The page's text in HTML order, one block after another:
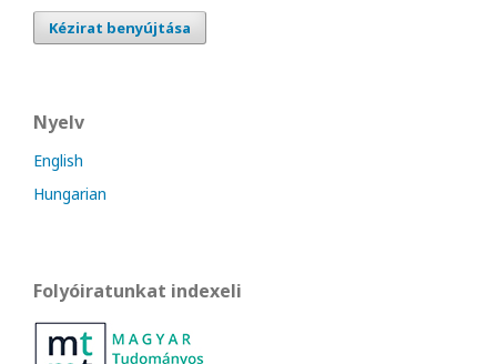
Kézirat benyújtása
Nyelv
English
Hungarian
Folyóiratunkat indexeli